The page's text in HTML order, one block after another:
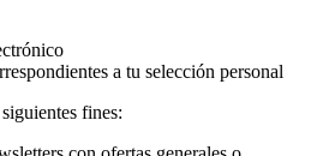
a tu selección personal
fines: